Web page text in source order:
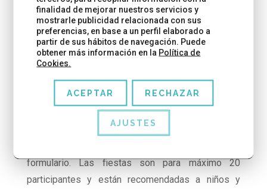
puedes consultar la disponibilidad
formulario. Las fiestas son para máximo 20
participantes y están recomendadas a niños y
finalidad de mejorar nuestros servicios y
mostrarle publicidad relacionada con sus
preferencias, en base a un perfil elaborado a
partir de sus hábitos de navegación. Puede
obtener más información en la Política de
Cookies.
ACEPTAR RECHAZAR
AJUSTES